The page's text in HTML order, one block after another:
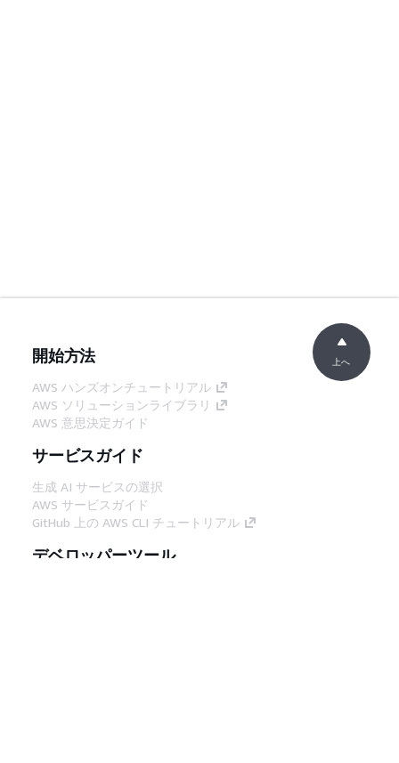
開始方法
AWS ハンズオンチュートリアル
AWS ソリューションライブラリ
AWS 意思決定ガイド
サービスガイド
生成 AI サービスの選択
AWS サービスガイド
GitHub 上の AWS CLI チュートリアル
デベロッパーツール
上へ